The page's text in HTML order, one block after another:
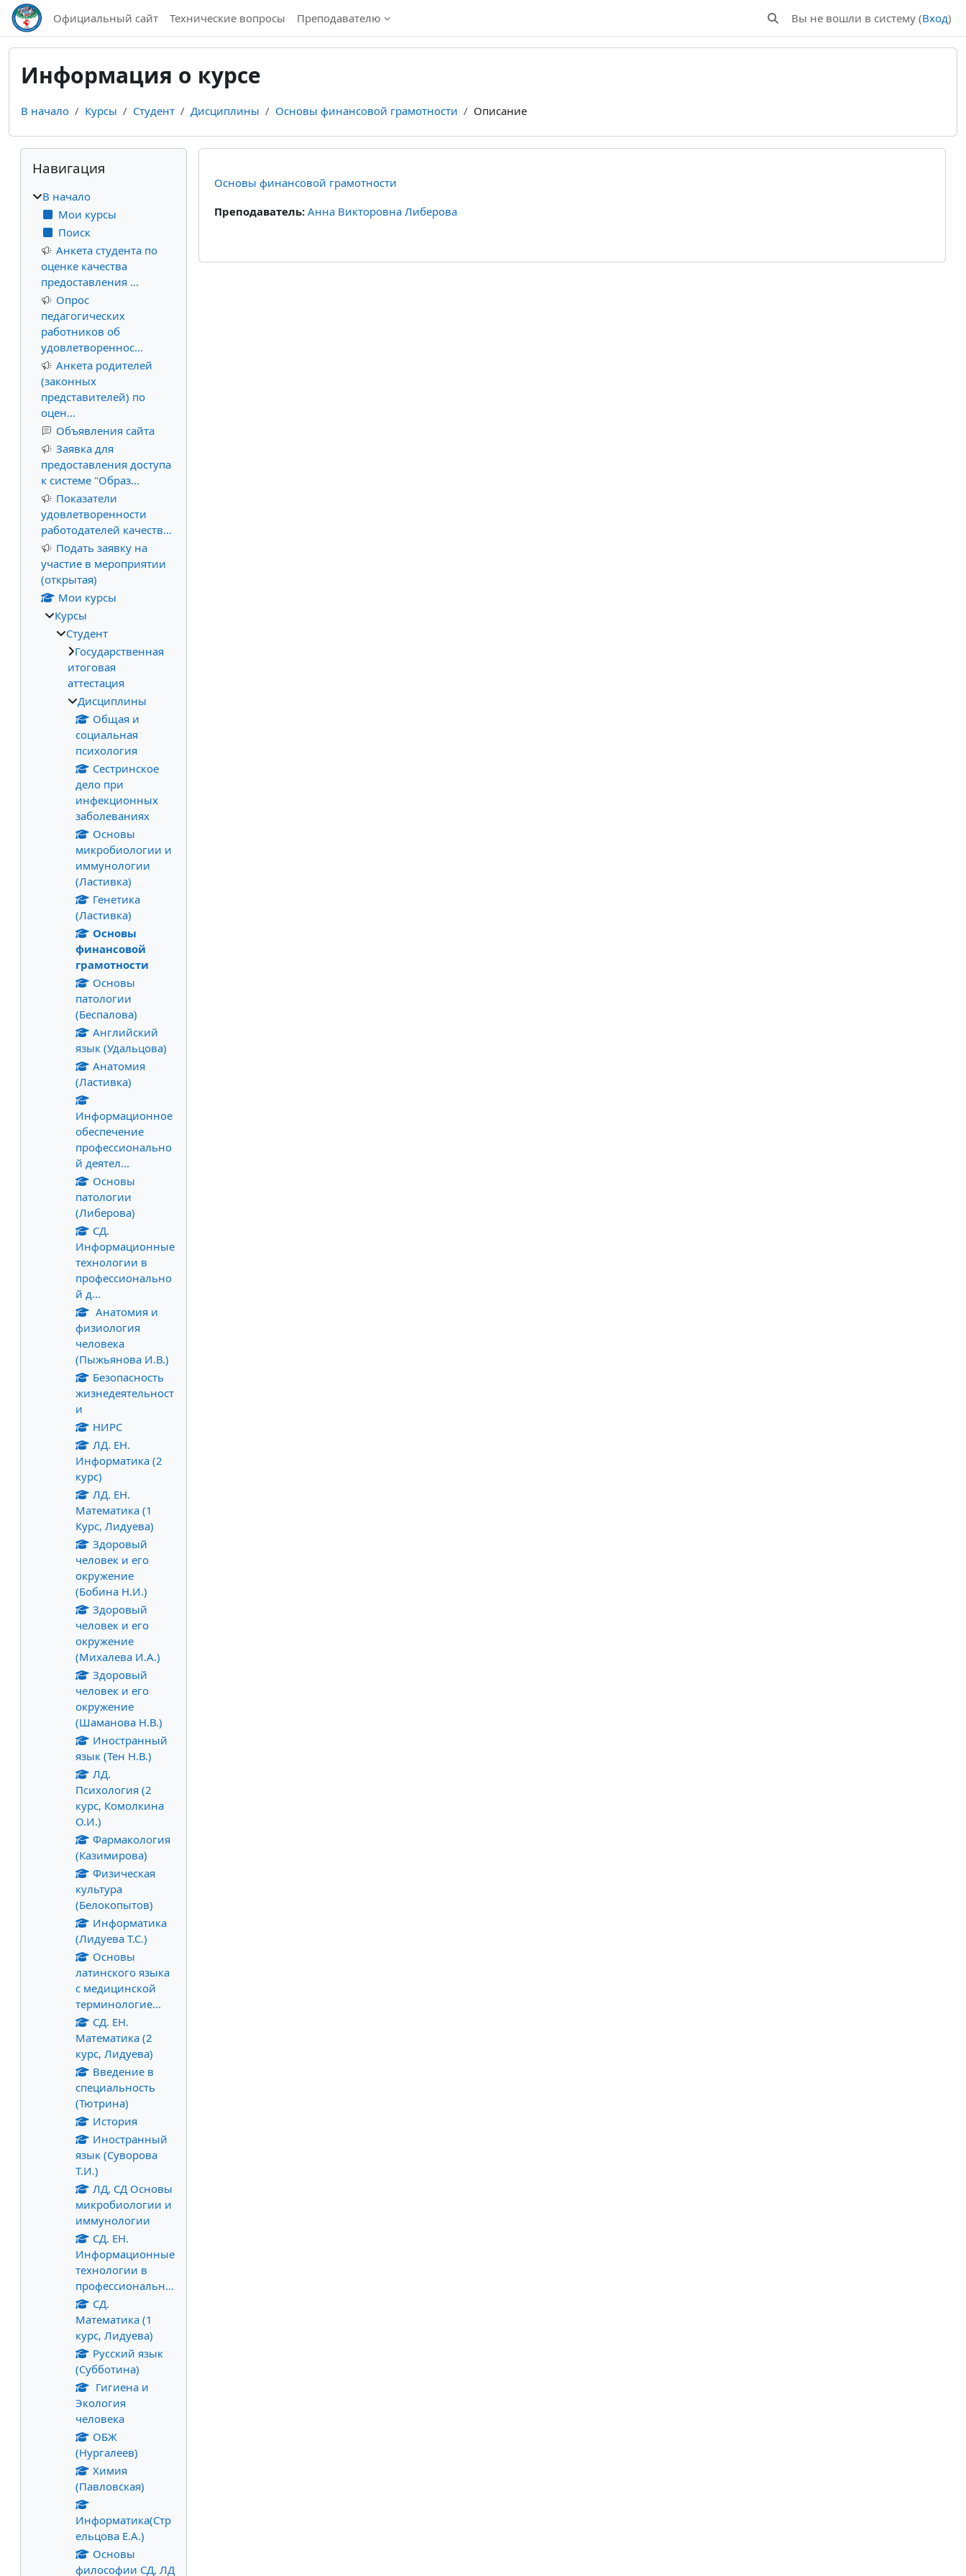
Перейти к основному содержанию
Официальный сайт Технические вопросы Преподавателю Изменить данные поисковой строки
Вы не вошли в систему (Вход)
Информация о курсе
В начало Курсы Студент Дисциплины Основы финансовой грамотности Описание
Основы финансовой грамотности
Преподаватель: Анна Викторовна Либерова
Блоки
Пропустить Навигация
Навигация
В начало
Мои курсы
Поиск
Анкета студента по
оценке качества
предоставления ...
Опрос
педагогических
работников об
удовлетвореннос...
Анкета родителей
(законных
представителей) по
оцен...
Объявления сайта
Заявка для
предоставления доступа
к системе "Образ...
Показатели
удовлетворенности
работодателей качеств...
Подать заявку на
участие в мероприятии
(открытая)
Мои курсы
Курсы
Студент
Государственная
итоговая
аттестация
Дисциплины
Общая и
социальная
психология
Сестринское
дело при
инфекционных
заболеваниях
Основы
микробиологии и
иммунологии
(Ластивка)
Генетика
(Ластивка)
Основы
финансовой
грамотности
Основы
патологии
(Беспалова)
Английский
язык (Удальцова)
Анатомия
(Ластивка)
Информационное
обеспечение
профессионально
й деятел...
Основы
патологии
(Либерова)
СД.
Информационные
технологии в
профессионально
й д...
Анатомия и
физиология
человека
(Пыжьянова И.В.)
Безопасность
жизнедеятельност
и
НИРС
ЛД. ЕН.
Информатика (2
курс)
ЛД. ЕН.
Математика (1
Курс, Лидуева)
Здоровый
человек и его
окружение
(Бобина Н.И.)
Здоровый
человек и его
окружение
(Михалева И.А.)
Здоровый
человек и его
окружение
(Шаманова Н.В.)
Иностранный
язык (Тен Н.В.)
ЛД.
Психология (2
курс, Комолкина
О.И.)
Фармакология
(Казимирова)
Физическая
культура
(Белокопытов)
Информатика
(Лидуева Т.С.)
Основы
латинского языка
с медицинской
терминологие...
СД. ЕН.
Математика (2
курс, Лидуева)
Введение в
специальность
(Тютрина)
История
Иностранный
язык (Суворова
Т.И.)
ЛД, СД Основы
микробиологии и
иммунологии
СД. ЕН.
Информационные
технологии в
профессиональн...
СД.
Математика (1
курс, Лидуева)
Русский язык
(Субботина)
Гигиена и
Экология
человека
ОБЖ
(Нургалеев)
Химия
(Павловская)
Информатика(Стр
ельцова Е.А.)
Основы
философии СД, ЛД